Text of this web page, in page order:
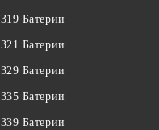
319 Батерии
321 Батерии
329 Батерии
335 Батерии
339 Батерии